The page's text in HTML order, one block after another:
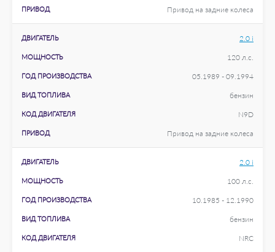
ПРИВОД Привод на задние колеса
ДВИГАТЕЛЬ 2.0 i
МОЩНОСТЬ 120 л.с.
ГОД ПРОИЗВОДСТВА 05.1989 - 09.1994
ВИД ТОПЛИВА бензин
КОД ДВИГАТЕЛЯ N9D
ПРИВОД Привод на задние колеса
ДВИГАТЕЛЬ 2.0 i
МОЩНОСТЬ 100 л.с.
ГОД ПРОИЗВОДСТВА 10.1985 - 12.1990
ВИД ТОПЛИВА бензин
КОД ДВИГАТЕЛЯ NRC